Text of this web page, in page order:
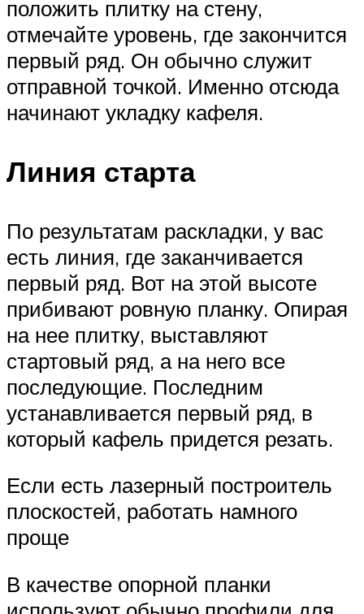
положить плитку на стену,
отмечайте уровень, где закончится
первый ряд. Он обычно служит
отправной точкой. Именно отсюда
начинают укладку кафеля.
Линия старта
По результатам раскладки, у вас
есть линия, где заканчивается
первый ряд. Вот на этой высоте
прибивают ровную планку. Опирая
на нее плитку, выставляют
стартовый ряд, а на него все
последующие. Последним
устанавливается первый ряд, в
который кафель придется резать.
Если есть лазерный построитель
плоскостей, работать намного
проще
В качестве опорной планки